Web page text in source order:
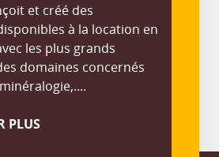
et créé des
à la location en
les plus grands
domaines concernés
PLUS